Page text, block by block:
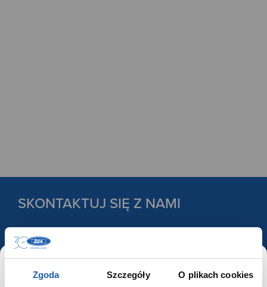
Zgoda Szczegóły O plikach cookies
SKONTAKTUJ SIĘ Z NAMI
KONTAKT